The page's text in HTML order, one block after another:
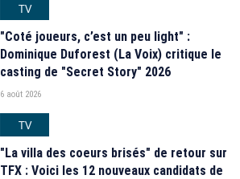
TV
"Coté joueurs, c’est un peu light" :
Dominique Duforest (La Voix) critique le
casting de "Secret Story" 2026
6 août 2026
TV
"La villa des coeurs brisés" de retour sur
TFX : Voici les 12 nouveaux candidats de